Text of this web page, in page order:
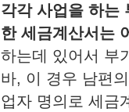
각각 사업을 하는
한 세금계산서는
하는데 있어서 부
바, 이 경우 남편
업자 명의로 세금